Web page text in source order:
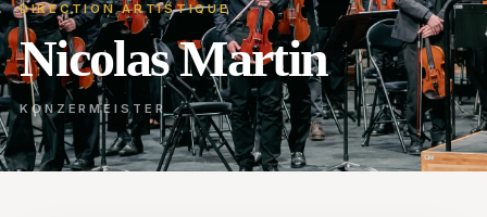
DIRECTION ARTISTIQUE
Nicolas Martin
KONZERMEISTER